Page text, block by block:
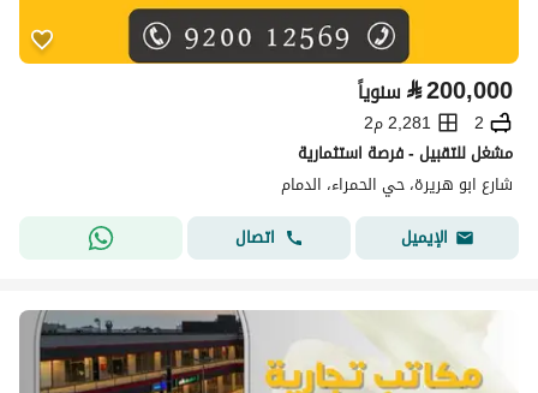
⃁200,000 سنوياً
2
2,281 م2
مشغل للتقبيل - فرصة استثمارية
شارع ابو هريرة، حي الحمراء، الدمام
الإيميل
اتصال